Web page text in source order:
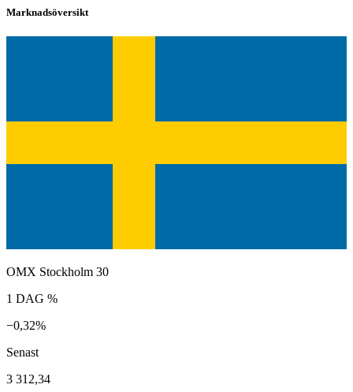
Marknadsöversikt
OMX Stockholm 30
1 DAG %
−0,32%
Senast
3 312,34